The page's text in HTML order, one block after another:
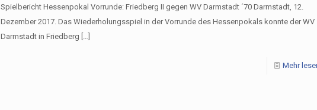
Spielbericht Hessenpokal Vorrunde: Friedberg II gegen WV Darmstadt ´70 Darmstadt, 12.
Dezember 2017. Das Wiederholungsspiel in der Vorrunde des Hessenpokals konnte der WV
Darmstadt in Friedberg […]
Mehr